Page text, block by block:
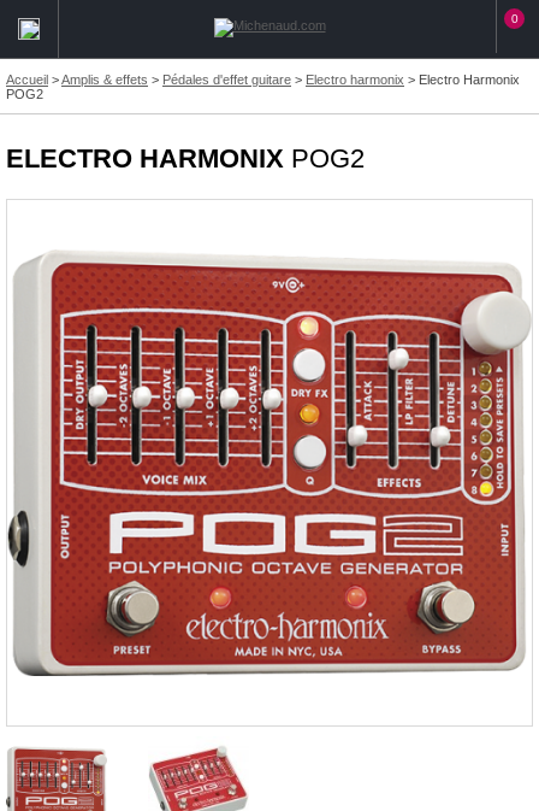
0
Accueil >Amplis & effets > Pédales d'effet guitare > Electro harmonix > Electro Harmonix
POG2
ELECTRO HARMONIX POG2